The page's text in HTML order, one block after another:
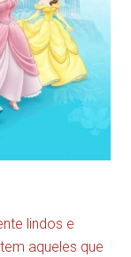
lindos e
aqueles que